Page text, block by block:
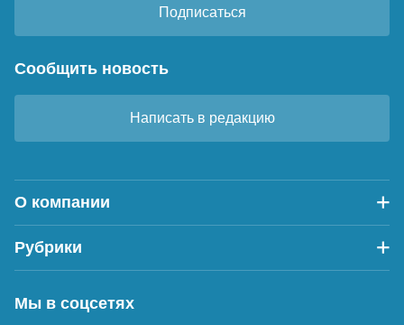
Подписаться
Сообщить новость
Написать в редакцию
О компании
Рубрики
Мы в соцсетях